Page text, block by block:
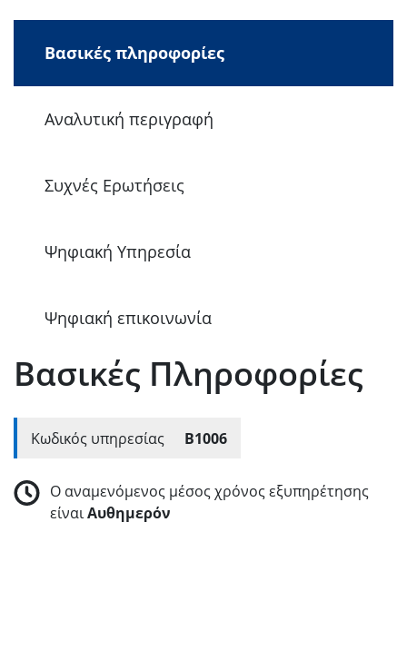
Βασικές πληροφορίες
Αναλυτική περιγραφή
Συχνές Ερωτήσεις
Ψηφιακή Υπηρεσία
Ψηφιακή επικοινωνία
Βασικές Πληροφορίες
Κωδικός υπηρεσίας B1006
Ο αναμενόμενος μέσος χρόνος εξυπηρέτησης
είναιΑυθημερόν